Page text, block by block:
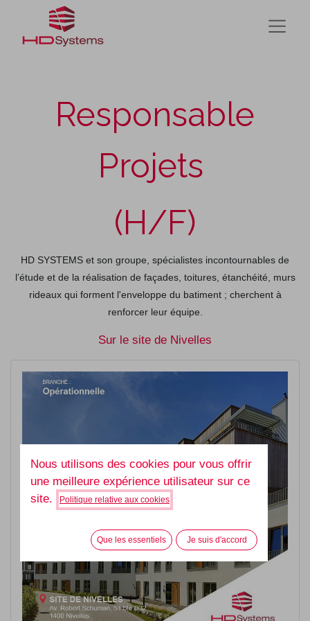
Responsable
Projets
(H/F)
HD SYSTEMS et son groupe, spécialistes incontournables de
l’étude et de la réalisation de façades, toitures, étanchéité, murs
rideaux qui forment l'enveloppe du batiment ; cherchent à
renforcer leur équipe.
Sur le site de Nivelles
Nous utilisons des cookies pour vous offrir
une meilleure expérience utilisateur sur ce
site.
Politique relative aux cookies
Que les essentiels Je suis d'accord